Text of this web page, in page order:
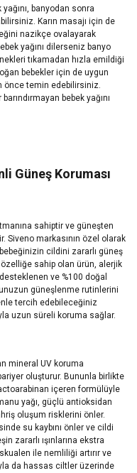
banyodan sonra
Karın masajı için de
nazikçe ovalayarak
yağını dilerseniz banyo
tıkamadan hızla emildiği
bebekler için de uygun
önce temin edebilirsiniz.
bebek yağını
Güneş Koruması
sahiptir ve güneşten
Siveno markasının özel olarak
cildini zararlı güneş
özelliğe sahip olan ürün, alerjik
ve %100 doğal
güneşlenme rutinlerini
tercih edebileceğiniz
uzun süreli koruma sağlar.
mineral UV koruma
oluşturur. Bununla birlikte
içeren formülüyle
yağı, güçlü antioksidan
oluşum risklerini önler.
su kaybını önler ve cildi
zararlı ışınlarına ekstra
ile nemliliği artırır ve
da hassas ciltler üzerinde